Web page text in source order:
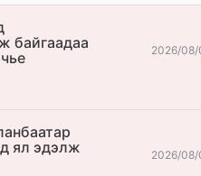
байгаадаа
2026/08/
ял эдэлж
2026/08/